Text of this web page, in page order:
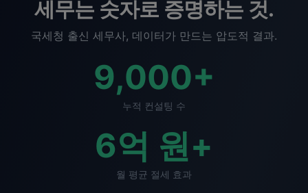
세무는 숫자로 증명하는 것.
국세청 출신 세무사, 데이터가 만드는 압도적 결과.
9,000+
누적 컨설팅 수
6억 원+
월 평균 절세 효과